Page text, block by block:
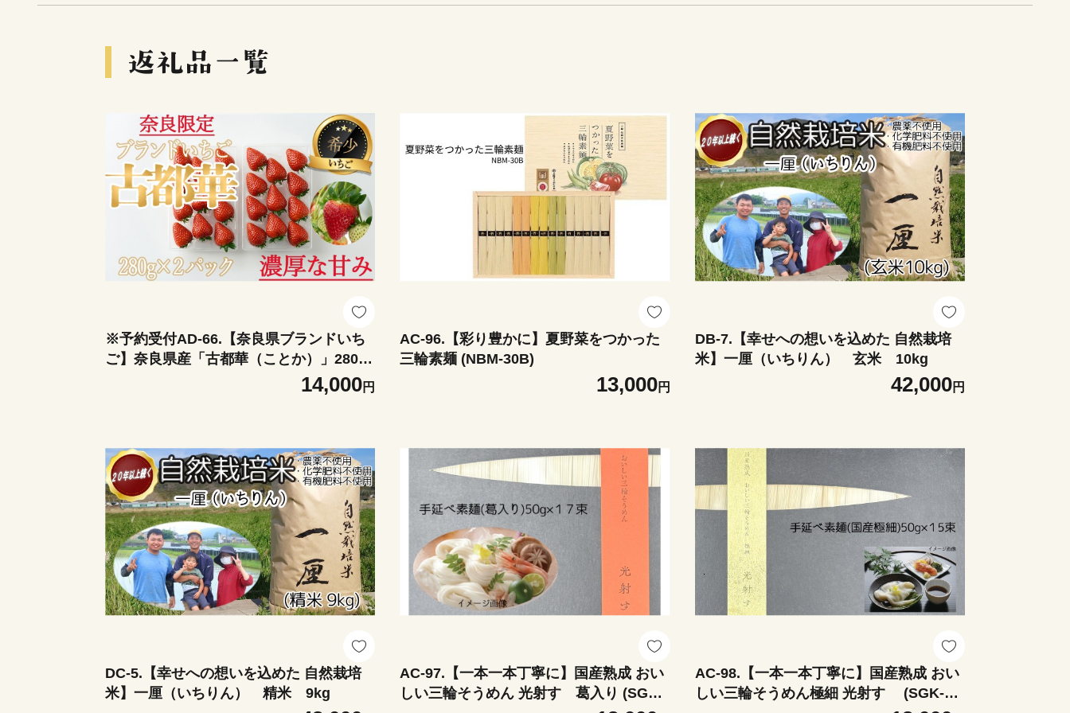
※予約受付AD-66.【奈良県ブランドいち
ご】奈良県産「古都華（ことか）」280ｇ
14,000円
AC-96.【彩り豊かに】夏野菜をつかった
三輪素麺 (NBM-30B)
13,000円
DB-7.【幸せへの想いを込めた 自然栽培
米】一厘（いちりん） 玄米 10kg
42,000円
DC-5.【幸せへの想いを込めた 自然栽培
米】一厘（いちりん） 精米 9kg
AC-97.【一本一本丁寧に】国産熟成 おい
しい三輪そうめん 光射す 葛入り (SGK-
AC-98.【一本一本丁寧に】国産熟成 おい
しい三輪そうめん極細 光射す (SGK-30